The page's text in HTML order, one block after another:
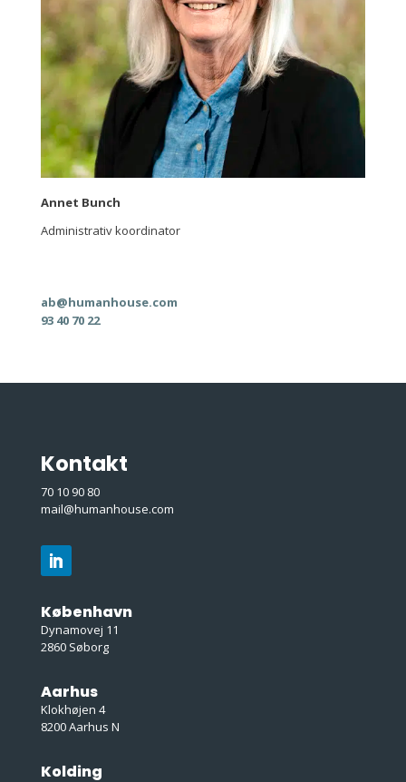
Annet Bunch
Administrativ koordinator
ab@humanhouse.com
93 40 70 22
Kontakt
70 10 90 80
mail@humanhouse.com
København
Dynamovej 11
2860 Søborg
Aarhus
Klokhøjen 4
8200 Aarhus N
Kolding